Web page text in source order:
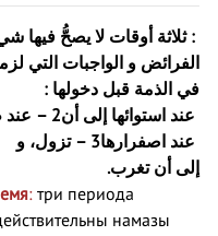
: ثلاثة أوقات لا يصحُّ فيها
الفرائض و الواجبات التي
في الذمة قبل دخولها :
عند 2 –عند استوائها إلى أن
تزول، و
3 –عند اصفرارها
إلى أن تغرب.
: три периода
намазы